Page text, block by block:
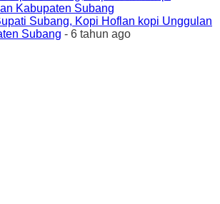
Subang, Kopi Hoflan kopi Unggulan
Subang - 6 tahun ago